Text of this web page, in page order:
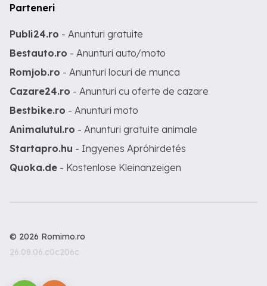
Parteneri
Publi24.ro - Anunturi gratuite
Bestauto.ro - Anunturi auto/moto
Romjob.ro - Anunturi locuri de munca
Cazare24.ro - Anunturi cu oferte de cazare
Bestbike.ro - Anunturi moto
Animalutul.ro - Anunturi gratuite animale
Startapro.hu - Ingyenes Apróhirdetés
Quoka.de - Kostenlose Kleinanzeigen
© 2026 Romimo.ro
26.08.06.c0c206c